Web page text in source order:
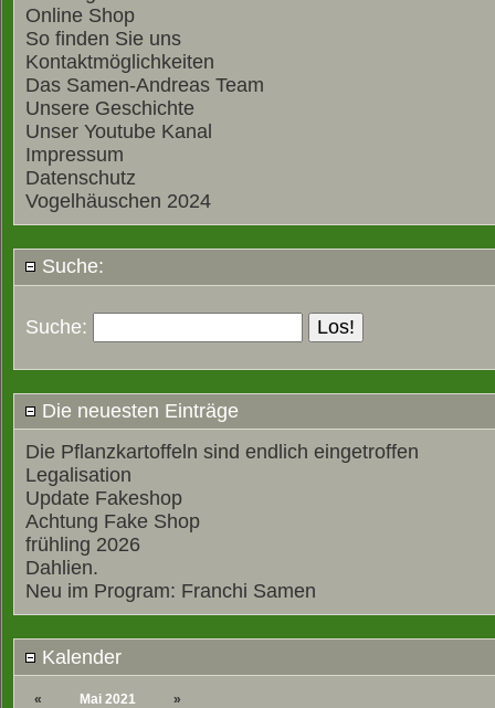
Online Shop
So finden Sie uns
Kontaktmöglichkeiten
Das Samen-Andreas Team
Unsere Geschichte
Unser Youtube Kanal
Impressum
Datenschutz
Vogelhäuschen 2024
Suche:
Suche:
Die neuesten Einträge
Die Pflanzkartoffeln sind endlich eingetroffen
Legalisation
Update Fakeshop
Achtung Fake Shop
frühling 2026
Dahlien.
Neu im Program: Franchi Samen
Kalender
« Mai 2021
»